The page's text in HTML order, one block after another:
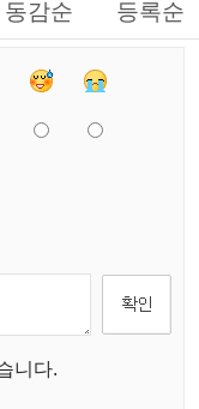
동감순 등록순
니다.